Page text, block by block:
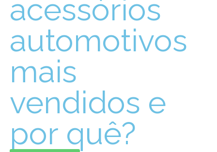
acessórios
automotivos
mais
vendidos e
por quê?